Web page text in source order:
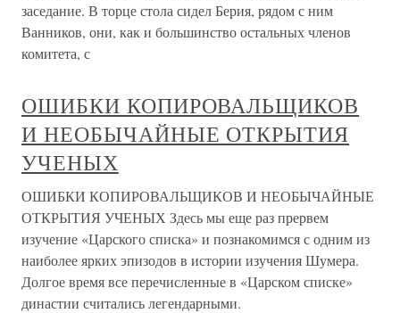
заседание. В торце стола сидел Берия, рядом с ним
Ванников, они, как и большинство остальных членов
комитета, с
ОШИБКИ КОПИРОВАЛЬЩИКОВ
И НЕОБЫЧАЙНЫЕ ОТКРЫТИЯ
УЧЕНЫХ
ОШИБКИ КОПИРОВАЛЬЩИКОВ И НЕОБЫЧАЙНЫЕ
ОТКРЫТИЯ УЧЕНЫХ Здесь мы еще раз прервем
изучение «Царского списка» и познакомимся с одним из
наиболее ярких эпизодов в истории изучения Шумера.
Долгое время все перечисленные в «Царском списке»
династии считались легендарными.